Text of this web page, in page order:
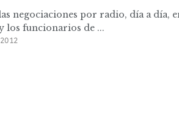
negociaciones por radio, día a día,
los funcionarios de ...